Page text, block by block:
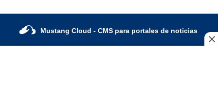
Mustang Cloud - CMS para portales de noticias